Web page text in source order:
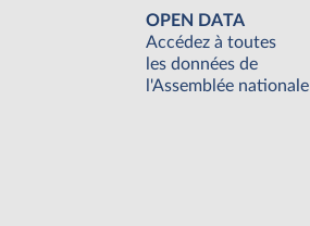
OPEN DATA
Accédez à toutes
les données de
l'Assemblée nationale